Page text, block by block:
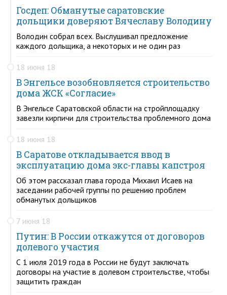
Госдеп: Обманутые саратовские
дольщики доверяют Вячеславу Володину
Володин собрал всех. Выслушивал предложение
каждого дольщика, а некоторых и не один раз
18 июня 18
В Энгельсе возобновляется строительство
дома ЖСК «Согласие»
В Энгельсе Саратовской области на стройплощадку
завезли кирпичи для строительства проблемного дома
18 июня 18
В Саратове откладывается ввод в
эксплуатацию дома экс-главы капстроя
Об этом рассказал глава города Михаил Исаев на
заседании рабочей группы по решению проблем
обманутых дольщиков
7 июня 18
Путин: В России откажутся от договоров
долевого участия
С 1 июля 2019 года в России не будут заключать
договоры на участие в долевом строительстве, чтобы
защитить граждан